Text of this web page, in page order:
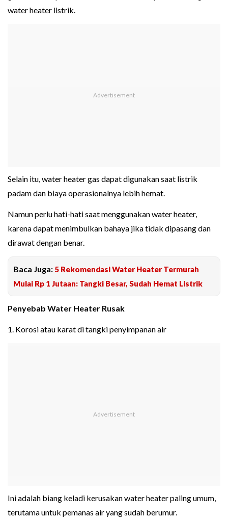
water heater listrik.
Selain itu, water heater gas dapat digunakan saat listrik
padam dan biaya operasionalnya lebih hemat.
Namun perlu hati-hati saat menggunakan water heater,
karena dapat menimbulkan bahaya jika tidak dipasang dan
dirawat dengan benar.
Baca Juga: 5 Rekomendasi Water Heater Termurah
Mulai Rp 1 Jutaan: Tangki Besar, Sudah Hemat Listrik
Penyebab Water Heater Rusak
1. Korosi atau karat di tangki penyimpanan air
Ini adalah biang keladi kerusakan water heater paling umum,
terutama untuk pemanas air yang sudah berumur.